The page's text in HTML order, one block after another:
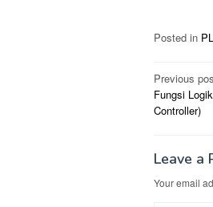
Posted in
Post
Previous
Fungsi
Controller)
Leave a
Your email